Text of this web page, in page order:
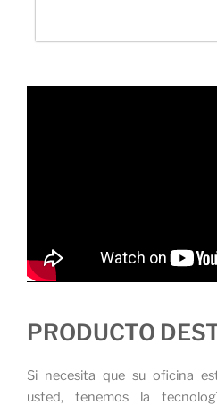
PRODUCTO
Si necesita que su oficina
usted, tenemos la